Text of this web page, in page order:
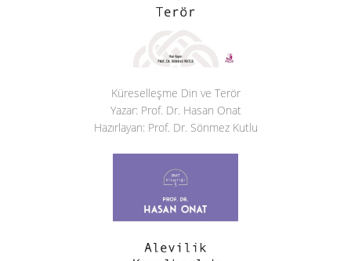
Küreselleşme Din ve Terör
Yazar: Prof. Dr. Hasan Onat
Hazırlayan: Prof. Dr. Sönmez Kutlu